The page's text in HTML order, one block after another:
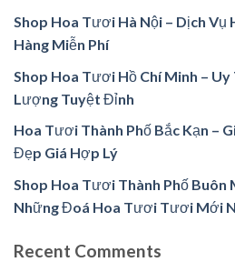
Shop Hoa Tươi Hà Nội – Dịch Vụ
Hàng Miễn Phí
Shop Hoa Tươi Hồ Chí Minh –
Lượng Tuyệt Đỉnh
Hoa Tươi Thành Phố Bắc Kạn –
Đẹp Giá Hợp Lý
Shop Hoa Tươi Thành Phố Buôn
Những Đoá Hoa Tươi Tươi Mới
Recent Comments